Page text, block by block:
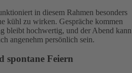
in diesem Rahmen besonders
kühl zu wirken. Gespräche kommen
bleibt hochwertig, und der Abend kann
angenehm persönlich sein.
spontane Feiern